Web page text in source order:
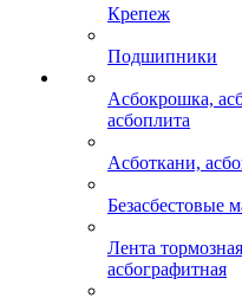
Крепеж
Подшипники
Асбокрошка,
асбоплита
Асботкани,
Безасбестовые
Лента
асбографитная